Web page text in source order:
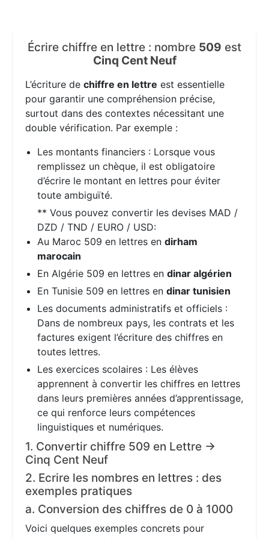
Écrire chiffre en lettre : nombre 509 est
Cinq Cent Neuf
L’écriture dechiffre en lettre est essentielle
pour garantir une compréhension précise,
surtout dans des contextes nécessitant une
double vérification. Par exemple :
Les montants financiers : Lorsque vous
remplissez un chèque, il est obligatoire
d’écrire le montant en lettres pour éviter
toute ambiguïté.
** Vous pouvez convertir les devises MAD /
DZD / TND / EURO / USD:
Au Maroc 509 en lettres endirham
marocain
En Algérie 509 en lettres endinar algérien
En Tunisie 509 en lettres endinar tunisien
Les documents administratifs et officiels :
Dans de nombreux pays, les contrats et les
factures exigent l’écriture des chiffres en
toutes lettres.
Les exercices scolaires : Les élèves
apprennent à convertir les chiffres en lettres
dans leurs premières années d’apprentissage,
ce qui renforce leurs compétences
linguistiques et numériques.
1. Convertir chiffre 509 en Lettre →
Cinq Cent Neuf
2. Ecrire les nombres en lettres : des
exemples pratiques
a. Conversion des chiffres de 0 à 1000
Voici quelques exemples concrets pour